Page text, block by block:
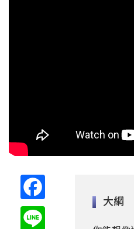
大綱